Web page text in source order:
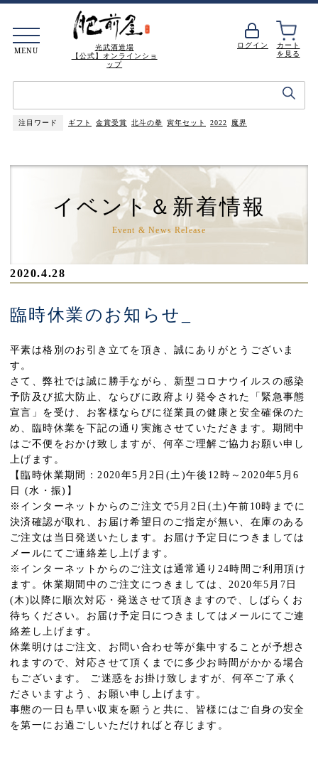
光武酒造場
【公式】オンラインショ
ップ
ログイン
カート
を見る
注目ワード ギフト 金賞受賞 北斗の拳 寅年セット 2022 魔界
MENU
イベント＆新着情報
Event & News Release
2020.4.28
臨時休業のお知らせ_
平素は格別のお引き立てを頂き、誠にありがとうございま
す。
さて、弊社では誠に勝手ながら、新型コロナウイルスの感染
予防及び拡大防止、ならびに政府より発令された「緊急事態
宣言」を受け、お客様ならびに従業員の健康と安全確保のた
め、臨時休業を下記の通り実施させていただきます。期間中
はご不便をおかけ致しますが、何卒ご理解ご協力お願い申し
上げます。
【臨時休業期間：2020年5月2日(土)午後12時～2020年5月6
日 (水・振)】
※インターネットからのご注文で5月2日(土)午前10時までに
決済確認が取れ、お届け希望日のご指定が無い、在庫のある
ご注文は当日発送いたします。お届け予定日につきましては
メールにてご連絡差し上げます。
※インターネットからのご注文は通常通り24時間ご利用頂け
ます。休業期間中のご注文につきましては、2020年5月7日
(木)以降に順次対応・発送させて頂きますので、しばらくお
待ちください。お届け予定日につきましてはメールにてご連
絡差し上げます。
休業明けはご注文、お問い合わせ等が集中することが予想さ
れますので、対応させて頂くまでに多少お時間がかかる場合
もございます。 ご迷惑をお掛け致しますが、何卒ご了承く
ださいますよう、お願い申し上げます。
事態の一日も早い収束を願うと共に、皆様にはご自身の安全
を第一にお過ごしいただければと存じます。